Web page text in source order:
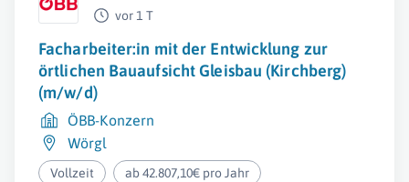
vor 1 T
Facharbeiter:in mit der Entwicklung zur
örtlichen Bauaufsicht Gleisbau (Kirchberg)
(m/w/d)
ÖBB-Konzern
Wörgl
Vollzeit ab 42.807,10€ pro Jahr